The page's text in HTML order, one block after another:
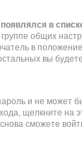
в
группе общих
в
вы
и не может
щелкните на
сможете